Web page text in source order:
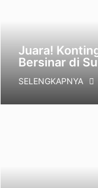
Juara!
Bersinar di
SELENGKAPNYA